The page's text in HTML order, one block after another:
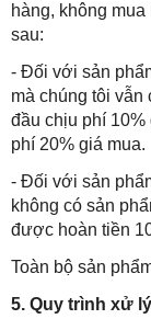
hàng, không
sau:
- Đối với sản
mà chúng tôi vẫn
đầu chịu phí 10%
phí 20% giá mua.
- Đối với sản
không có sản
được hoàn tiền
Toàn bộ sản
5. Quy trình xử